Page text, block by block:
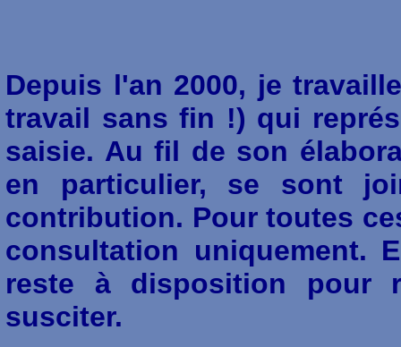
Depuis l'an 2000, je
travail sans fin !) qui
saisie. Au fil de son
en particulier, se sont
contribution. Pour toutes
consultation uniquement.
reste à disposition pour
susciter.